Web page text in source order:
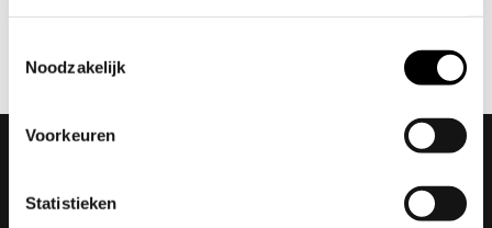
Noodzakelijk
Voorkeuren
Statistieken
contact op met Vargen & Thor.
Vargen & Thor